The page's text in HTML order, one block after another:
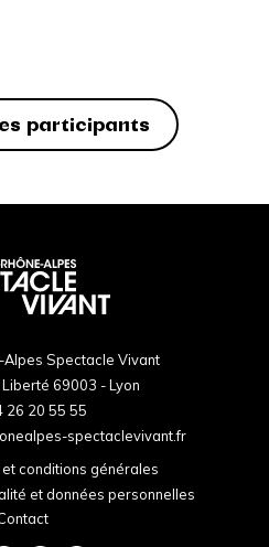
participants
Spectacle Vivant
69003 - Lyon
26 20 55 55
spectaclevivant.fr
conditions générales
et données personnelles